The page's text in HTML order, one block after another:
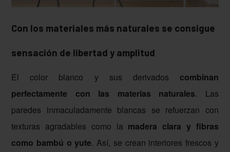
Con los materiales más naturales se consigue
sensación de libertad y amplitud
El color blanco y sus derivados combinan
perfectamente con las materias naturales. Las
paredes inmaculadamente blancas se refuerzan con
texturas agradables como la madera clara y fibras
como bambú o yute. Así, se crean interiores frescos y